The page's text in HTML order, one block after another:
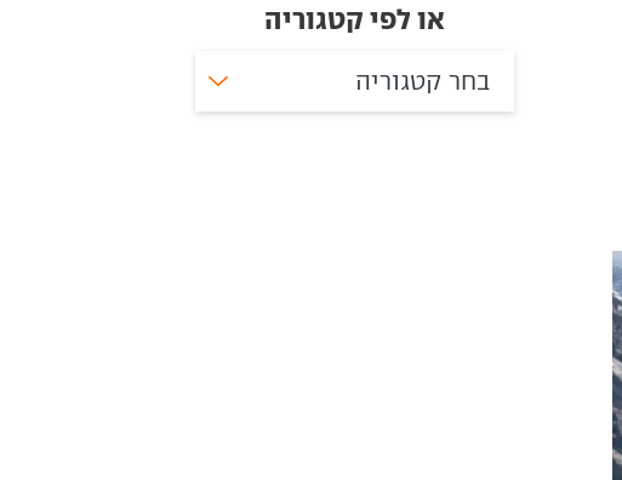
או לפי קטגוריה
בחר קטגוריה